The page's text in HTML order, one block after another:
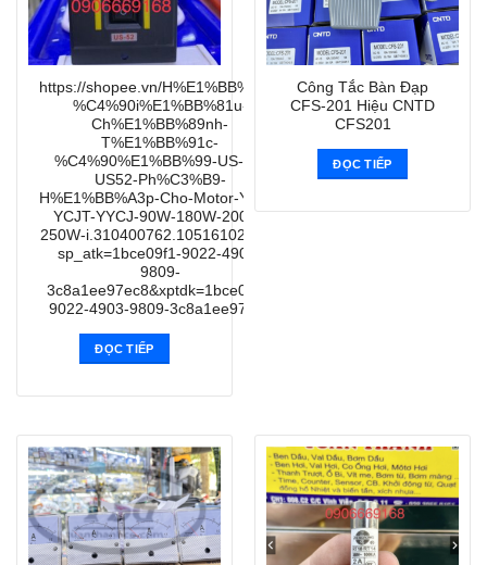
https://shopee.vn/H%E1%BB%99p-
%C4%90i%E1%BB%81u-
Ch%E1%BB%89nh-
T%E1%BB%91c-
%C4%90%E1%BB%99-US-52-
US52-Ph%C3%B9-
H%E1%BB%A3p-Cho-Motor-YYPJ-
YCJT-YYCJ-90W-180W-200W-
250W-i.310400762.10516102853?
sp_atk=1bce09f1-9022-4903-
9809-
3c8a1ee97ec8&xptdk=1bce09f1-
9022-4903-9809-3c8a1ee97ec8
ĐỌC TIẾP
Công Tắc Bàn Đạp
CFS-201 Hiệu CNTD
CFS201
ĐỌC TIẾP